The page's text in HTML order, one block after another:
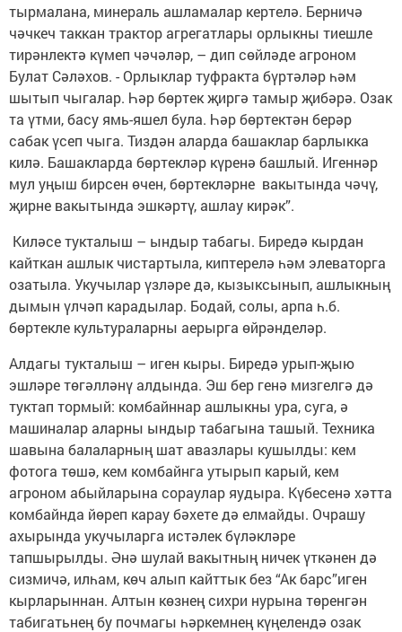
тырмалана, минераль ашламалар кертелә. Берничә
чәчкеч таккан трактор агрегатлары орлыкны тиешле
тирәнлектә күмеп чәчәләр, – дип сөйләде агроном
Булат Сәләхов. - Орлыклар туфракта бүртәләр һәм
шытып чыгалар. Һәр бөртек җиргә тамыр җибәрә. Озак
та үтми, басу ямь-яшел була. Һәр бөртектән берәр
сабак үсеп чыга. Тиздән аларда башаклар барлыкка
килә. Башакларда бөртекләр күренә башлый. Игеннәр
мул уңыш бирсен өчен, бөртекләрне вакытында чәчү,
җирне вакытында эшкәртү, ашлау кирәк”.
Киләсе тукталыш – ындыр табагы. Биредә кырдан
кайткан ашлык чистартыла, киптерелә һәм элеваторга
озатыла. Укучылар үзләре дә, кызыксынып, ашлыкның
дымын үлчәп карадылар. Бодай, солы, арпа һ.б.
бөртекле культураларны аерырга өйрәнделәр.
Алдагы тукталыш – иген кыры. Биредә урып-җыю
эшләре төгәлләнү алдында. Эш бер генә мизгелгә дә
туктап тормый: комбайннар ашлыкны ура, суга, ә
машиналар аларны ындыр табагына ташый. Техника
шавына балаларның шат авазлары кушылды: кем
фотога төшә, кем комбайнга утырып карый, кем
агроном абыйларына сораулар яудыра. Күбесенә хәтта
комбайнда йөреп карау бәхете дә елмайды. Очрашу
ахырында укучыларга истәлек бүләкләре
тапшырылды. Әнә шулай вакытның ничек үткәнен дә
сизмичә, илһам, көч алып кайттык без “Ак барс”иген
кырларыннан. Алтын көзнең сихри нурына төренгән
табигатьнең бу почмагы һәркемнең күңелендә озак